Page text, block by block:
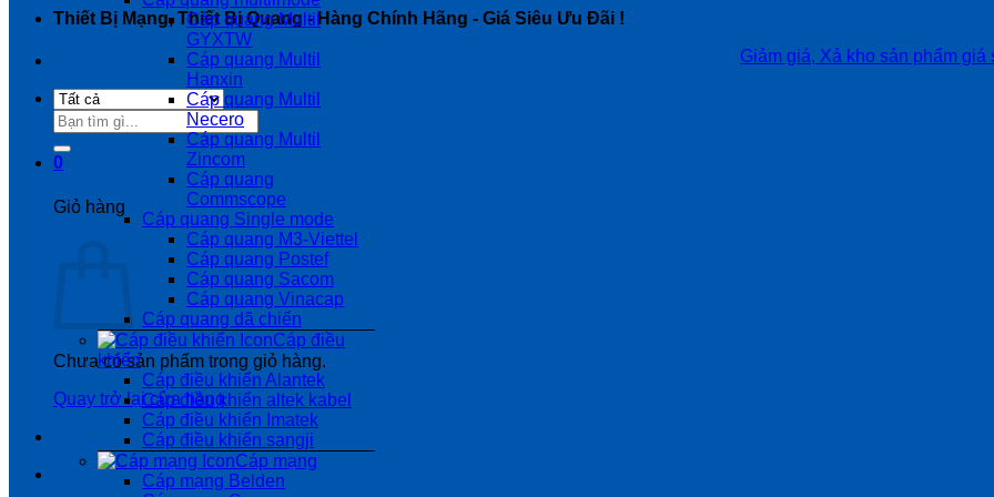
Thiết Bị Mạng, Thiết Bị Quang - Hàng Chính Hãng - Giá Siêu Ưu Đãi !
Giảm giá, Xả kho sản phẩm giá siêu
Tìm
kiếm:
0
Giỏ hàng
Chưa có sản phẩm trong giỏ hàng.
Quay trở lại cửa hàng
Cáp quang Multil
GYXTW
Cáp quang Multil
Hanxin
Cáp quang Multil
Necero
Cáp quang Multil
Zincom
Cáp quang
Commscope
Cáp quang Single mode
Cáp quang M3-Viettel
Cáp quang Postef
Cáp quang Sacom
Cáp quang Vinacap
Cáp quang dã chiến
Cáp điều
khiển
Cáp điều khiển Alantek
Cáp điều khiển altek kabel
Cáp điều khiển Imatek
Cáp điều khiển sangji
Cáp mạng
Cáp mạng Belden